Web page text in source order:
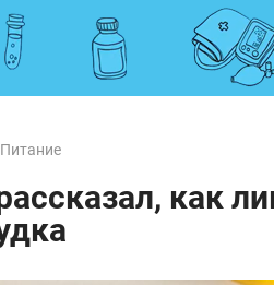
Питание
как